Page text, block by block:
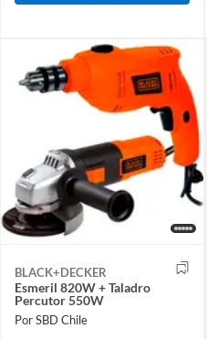
BLACK+DECKER
Esmeril 820W + Taladro
Percutor 550W
Por SBD Chile